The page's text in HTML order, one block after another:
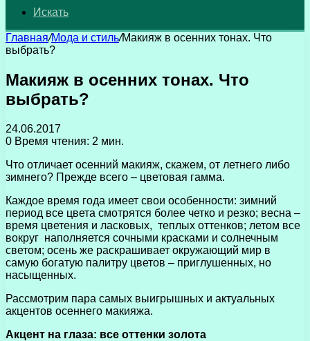
Искать
Главная/Мода и стиль/Макияж в осенних тонах. Что
выбрать?
Макияж в осенних тонах. Что
выбрать?
24.06.2017
0 Время чтения: 2 мин.
Что отличает осенний макияж, скажем, от летнего либо
зимнего? Прежде всего – цветовая гамма.
Каждое время года имеет свои особенности: зимний
период все цвета смотрятся более четко и резко; весна –
время цветения и ласковых, теплых оттенков; летом все
вокруг наполняется сочными красками и солнечным
светом; осень же раскрашивает окружающий мир в
самую богатую палитру цветов – приглушенных, но
насыщенных.
Рассмотрим пара самых выигрышных и актуальных
акцентов осеннего макияжа.
Акцент на глаза: все оттенки золота